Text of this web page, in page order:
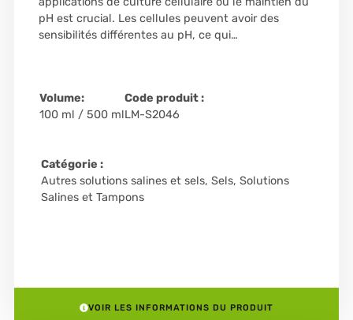
pH est crucial. Les cellules peuvent avoir des
sensibilités différentes au pH, ce qui…
Volume:
100 ml / 500 ml
Code produit :
LM-S2046
Catégorie :
Autres solutions salines et sels, Sels, Solutions
Salines et Tampons
VOIR LES INFORMATIONS DU PRODUIT